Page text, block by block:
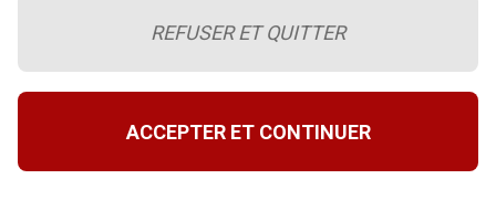
Le blog de la sécurité incendie
A propos du site
Conditions générales d’utilisation
REFUSER ET QUITTER
ACCEPTER ET CONTINUER